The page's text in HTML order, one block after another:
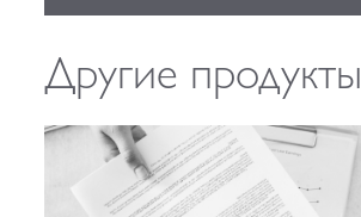
Другие продукты